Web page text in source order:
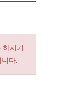
하시기
다.